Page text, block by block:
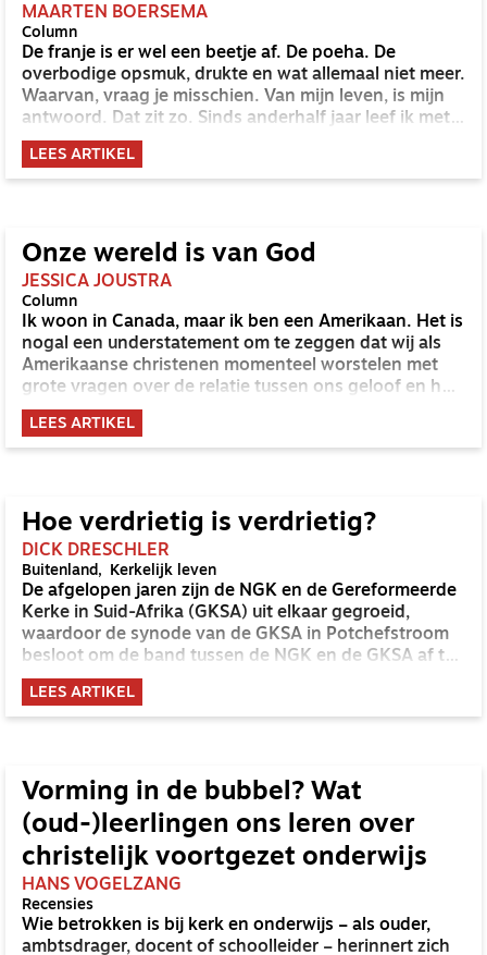
MAARTEN BOERSEMA
Column
De franje is er wel een beetje af. De poeha. De
overbodige opsmuk, drukte en wat allemaal niet meer.
Waarvan, vraag je misschien. Van mijn leven, is mijn
antwoord. Dat zit zo. Sinds anderhalf jaar leef ik met
een ongenode gast in mijn leven. Hyperacusis heet hij
en die naam betekent zoiets als overgevoeligheid
voor geluid. Heel kort door de bocht; ik kan geluiden
iemand er met lucifers in steekt. Soms kan dat dan
dagen duren.
LEES ARTIKEL
Onze wereld is van God
JESSICA JOUSTRA
Column
Ik woon in Canada, maar ik ben een Amerikaan. Het is
nogal een understatement om te zeggen dat wij als
Amerikaanse christenen momenteel worstelen met
grote vragen over de relatie tussen ons geloof en het
dagelijks leven – en dan met name de politiek. Deze
vragen komen in het huidige politieke klimaat extra
scherp naar voren. Maar ze zijn in de kern niet nieuw.
LEES ARTIKEL
Hoe verdrietig is verdrietig?
DICK DRESCHLER
Buitenland Kerkelijk leven
De afgelopen jaren zijn de NGK en de Gereformeerde
Kerke in Suid-Afrika (GKSA) uit elkaar gegroeid,
waardoor de synode van de GKSA in Potchefstroom
besloot om de band tussen de NGK en de GKSA af te
schalen naar ‘slegs ekumeniese kontak’. Dat leidde op
8 januari tot de kop in het Nederlands Dagblad:
‘Nederlandse Gereformeerde Kerken verliezen laatste
LEES ARTIKEL
Vorming in de bubbel? Wat
(oud-)leerlingen ons leren over
christelijk voortgezet onderwijs
HANS VOGELZANG
Recensies
Wie betrokken is bij kerk en onderwijs – als ouder,
ambtsdrager, docent of schoolleider – herinnert zich